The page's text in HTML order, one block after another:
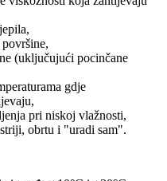
(uključujući pocinčane
gdje
pri niskoj vlažnosti,
obrtu i "uradi sam".